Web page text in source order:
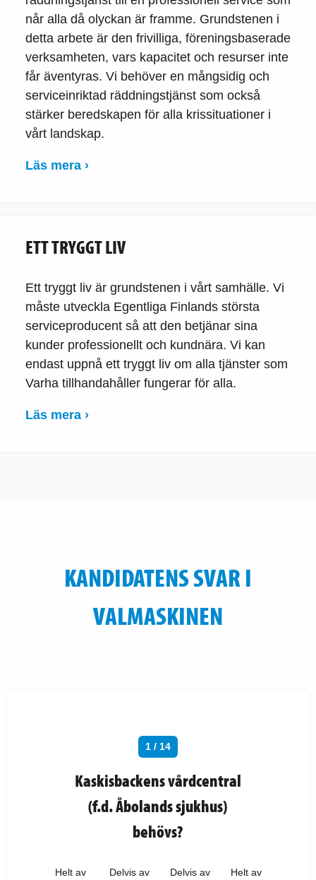
når alla då olyckan är framme. Grundstenen i
detta arbete är den frivilliga, föreningsbaserade
verksamheten, vars kapacitet och resurser inte
får äventyras. Vi behöver en mångsidig och
serviceinriktad räddningstjänst som också
stärker beredskapen för alla krissituationer i
vårt landskap.
Läs mera ›
ETT TRYGGT LIV
Ett tryggt liv är grundstenen i vårt samhälle. Vi
måste utveckla Egentliga Finlands största
serviceproducent så att den betjänar sina
kunder professionellt och kundnära. Vi kan
endast uppnå ett tryggt liv om alla tjänster som
Varha tillhandahåller fungerar för alla.
Läs mera ›
KANDIDATENS SVAR I
VALMASKINEN
1 / 14
Kaskisbackens vårdcentral
(f.d. Åbolands sjukhus)
behövs?
Helt av
Delvis av
Delvis av
Helt av